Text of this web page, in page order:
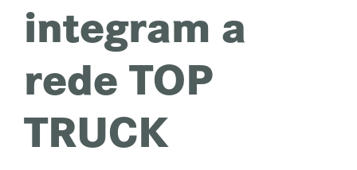
integram a
rede TOP
TRUCK